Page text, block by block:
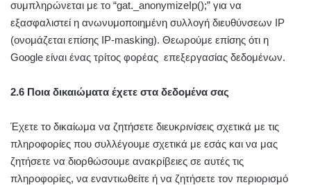
συμπληρώνεται με το “gat._anonymizeIp();” για να
εξασφαλιστεί η ανωνυμοποιημένη συλλογή διευθύνσεων IP
(ονομάζεται επίσης IP-masking). Θεωρούμε επίσης ότι η
Google είναι ένας τρίτος φορέας επεξεργασίας δεδομένων.
2.6 Ποια δικαιώματα έχετε στα δεδομένα σας
Έχετε το δικαίωμα να ζητήσετε διευκρινίσεις σχετικά με τις
πληροφορίες που συλλέγουμε σχετικά με εσάς και να μας
ζητήσετε να διορθώσουμε ανακρίβειες σε αυτές τις
πληροφορίες, να εναντιωθείτε ή να ζητήσετε τον περιορισμό